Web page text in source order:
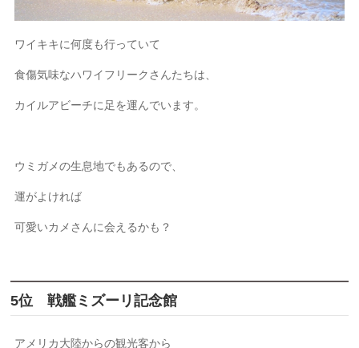
ワイキキに何度も行っていて
食傷気味なハワイフリークさんたちは、
カイルアビーチに足を運んでいます。
ウミガメの生息地でもあるので、
運がよければ
可愛いカメさんに会えるかも？
5位 戦艦ミズーリ記念館
アメリカ大陸からの観光客から